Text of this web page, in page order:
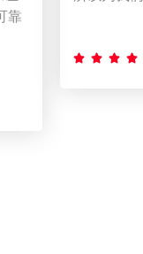
靠
   